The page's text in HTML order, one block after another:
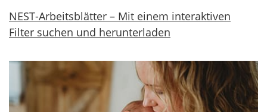
NEST-Arbeitsblätter – Mit einem interaktiven
Filter suchen und herunterladen